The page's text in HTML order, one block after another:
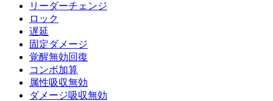
リーダーチェンジ
ロック
遅延
固定ダメージ
覚醒無効回復
コンボ加算
属性吸収無効
ダメージ吸収無効